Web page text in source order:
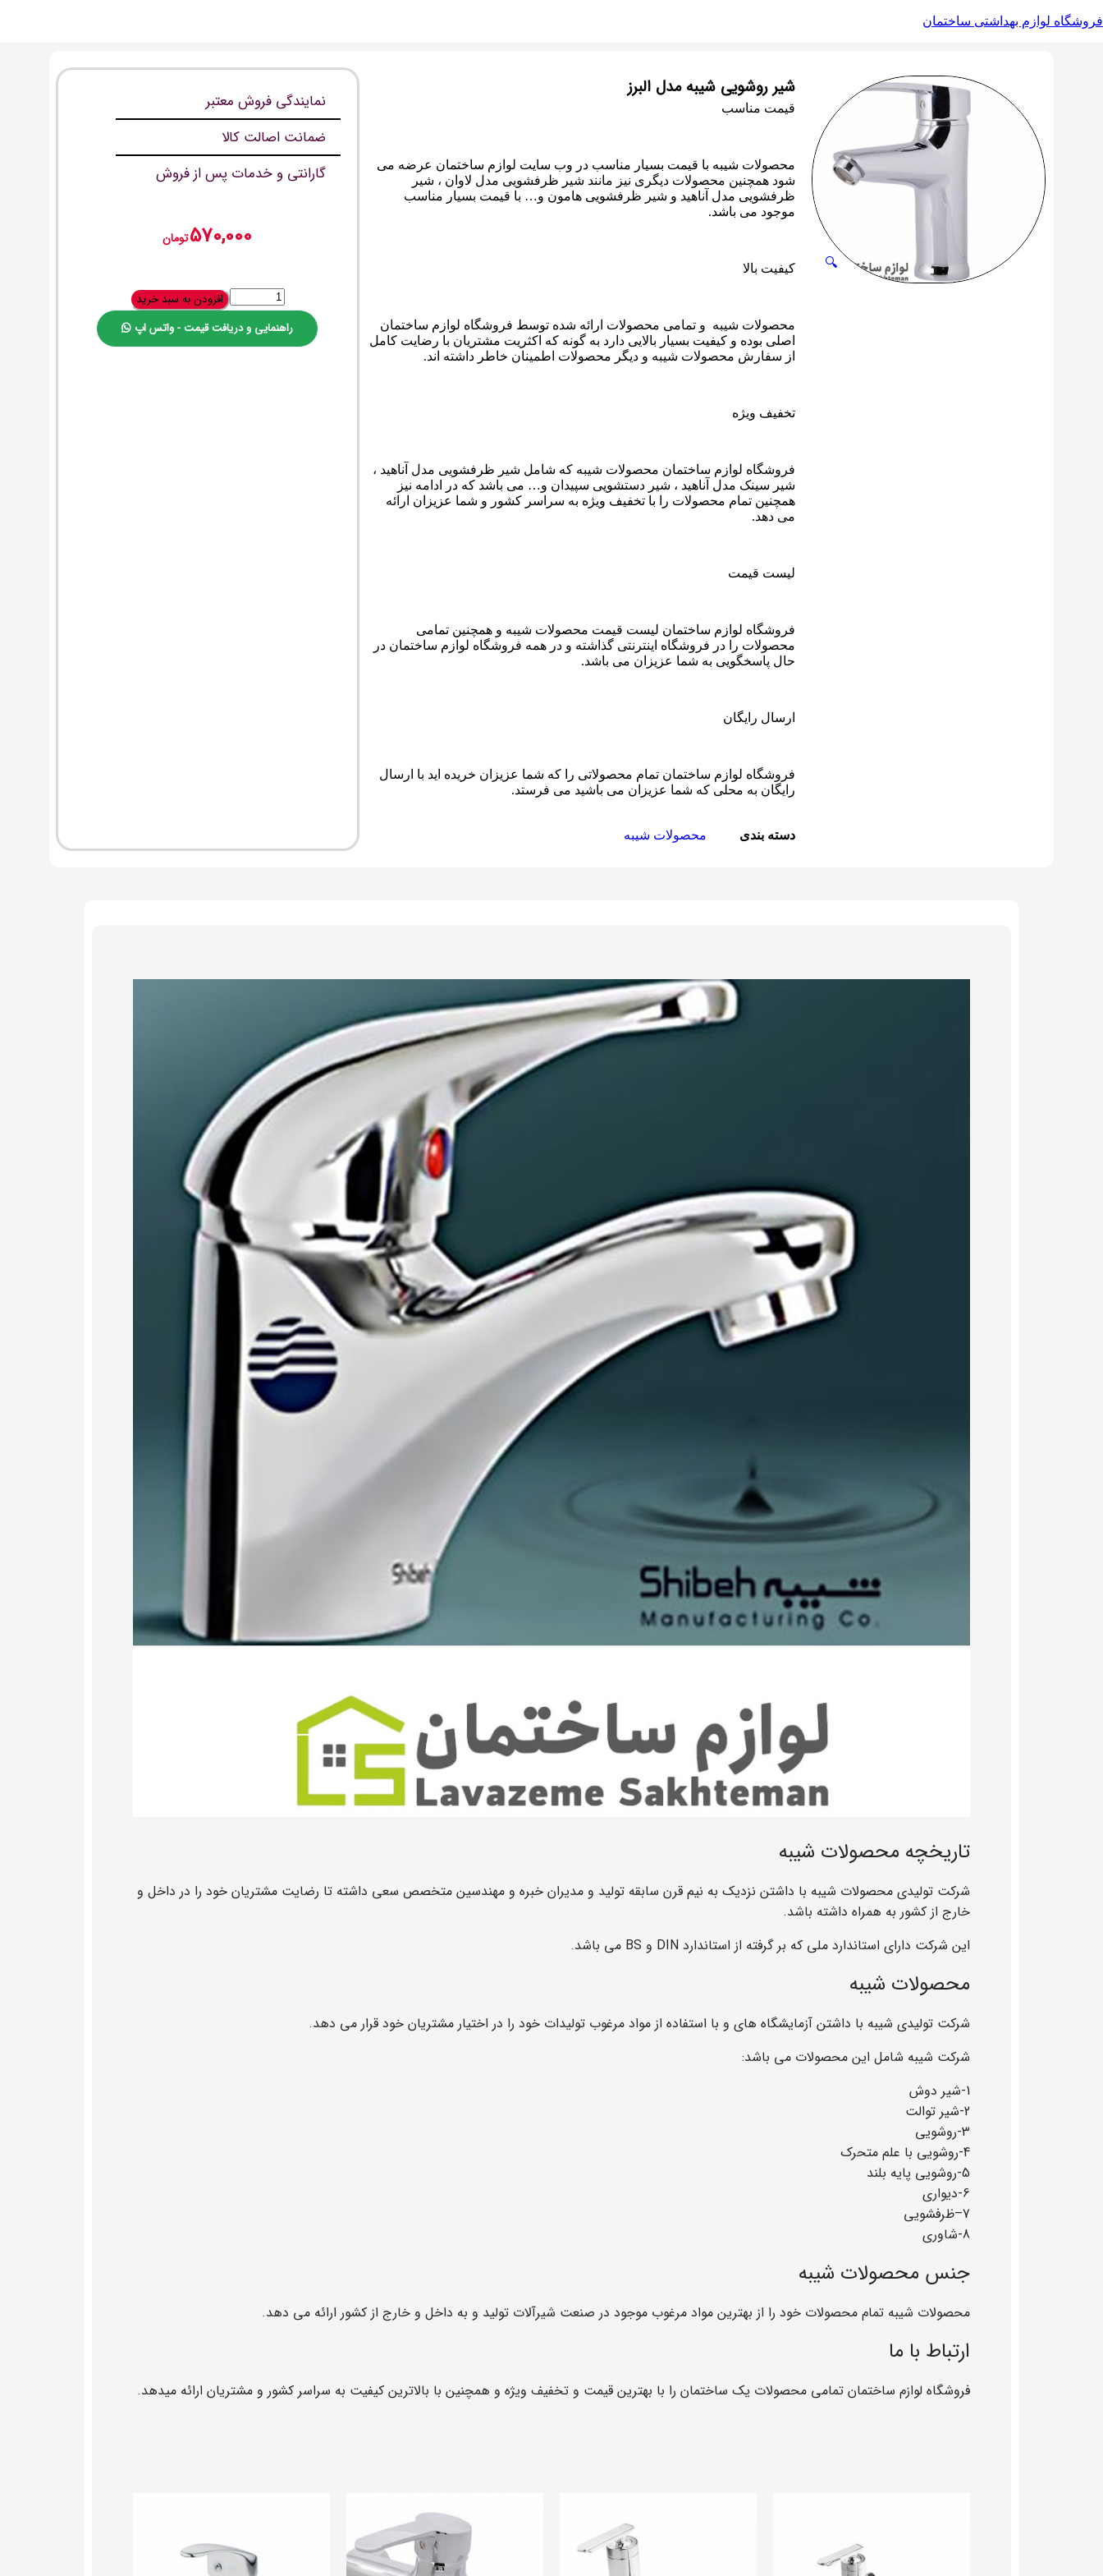
فروشگاه لوازم بهداشتی ساختمان
🔍
شیر روشویی شیبه مدل البرز
قیمت مناسب
محصولات شیبه با قیمت بسیار مناسب در وب سایت لوازم ساختمان عرضه می
شود همچنین محصولات دیگری نیز مانند شیر ظرفشویی مدل لاوان ، شیر
ظرفشویی مدل آناهید و شیر ظرفشویی هامون و… با قیمت بسیار مناسب
موجود می باشد.
کیفیت بالا
محصولات شیبه و تمامی محصولات ارائه شده توسط فروشگاه لوازم ساختمان
اصلی بوده و کیفیت بسیار بالایی دارد به گونه که اکثریت مشتریان با رضایت کامل
از سفارش محصولات شیبه و دیگر محصولات اطمینان خاطر داشته اند.
تخفیف ویژه
فروشگاه لوازم ساختمان محصولات شیبه که شامل شیر ظرفشویی مدل آناهید ،
شیر سینک مدل آناهید ، شیر دستشویی سپیدان و… می باشد که در ادامه نیز
همچنین تمام محصولات را با تخفیف ویژه به سراسر کشور و شما عزیزان ارائه
می دهد.
لیست قیمت
فروشگاه لوازم ساختمان لیست قیمت محصولات شیبه و همچنین تمامی
محصولات را در فروشگاه اینترنتی گذاشته و در همه فروشگاه لوازم ساختمان در
حال پاسخگویی به شما عزیزان می باشد.
ارسال رایگان
فروشگاه لوازم ساختمان تمام محصولاتی را که شما عزیزان خریده اید با ارسال
رایگان به محلی که شما عزیزان می باشید می فرستد.
دسته بندی محصولات شیبه
نمایندگی فروش معتبر
ضمانت اصالت کالا
گارانتی و خدمات پس از فروش
570,000تومان
افزودن به سبد خرید
راهنمایی و دریافت قیمت - واتس اپ
تاریخچه محصولات شیبه
شرکت تولیدی محصولات شیبه با داشتن نزدیک به نیم قرن سابقه تولید و مدیران خبره و مهندسین متخصص سعی داشته تا رضایت مشتریان خود را در داخل و
خارج از کشور به همراه داشته باشد.
این شرکت دارای استاندارد ملی که بر گرفته از استاندارد DIN و BS می باشد.
محصولات شیبه
شرکت تولیدی شیبه با داشتن آزمایشگاه های و با استفاده از مواد مرغوب تولیدات خود را در اختیار مشتریان خود قرار می دهد.
شرکت شیبه شامل این محصولات می باشد:
1-شیر دوش
2-شیر توالت
3-روشویی
4-روشویی با علم متحرک
5-روشویی پایه بلند
6-دیواری
7–ظرفشویی
8-شاوری
جنس محصولات شیبه
محصولات شیبه تمام محصولات خود را از بهترین مواد مرغوب موجود در صنعت شیرآلات تولید و به داخل و خارج از کشور ارائه می دهد.
ارتباط با ما
فروشگاه لوازم ساختمان تمامی محصولات یک ساختمان را با بهترین قیمت و تخفیف ویژه و همچنین با بالاترین کیفیت به سراسر کشور و مشتریان ارائه میدهد.